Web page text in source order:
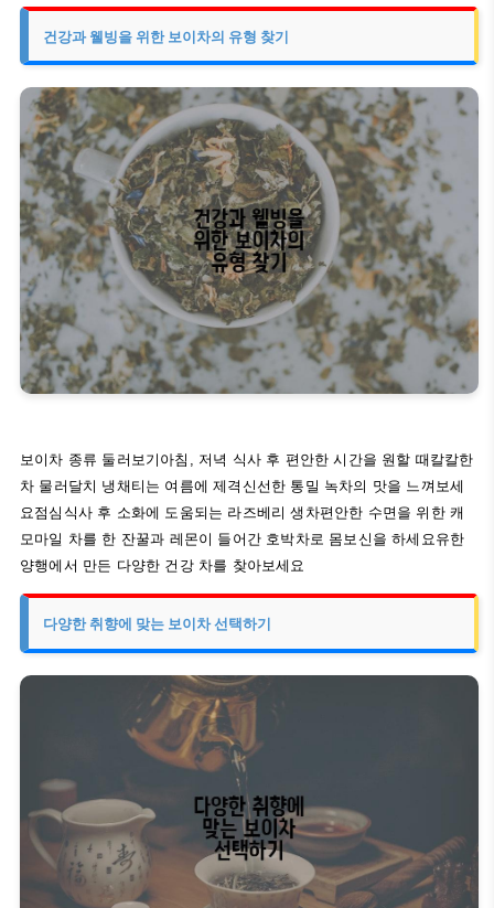
건강과 웰빙을 위한 보이차의 유형 찾기
보이차 종류 둘러보기아침, 저녁 식사 후 편안한 시간을 원할 때칼칼한
차 물러달치 냉채티는 여름에 제격신선한 통밀 녹차의 맛을 느껴보세
요점심식사 후 소화에 도움되는 라즈베리 생차편안한 수면을 위한 캐
모마일 차를 한 잔꿀과 레몬이 들어간 호박차로 몸보신을 하세요유한
양행에서 만든 다양한 건강 차를 찾아보세요
다양한 취향에 맞는 보이차 선택하기